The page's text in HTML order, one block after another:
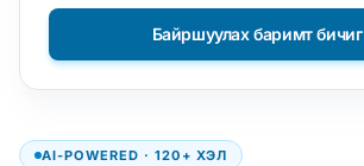
AI-POWERED · 120+ ХЭЛ
Байршуулах баримт бичиг